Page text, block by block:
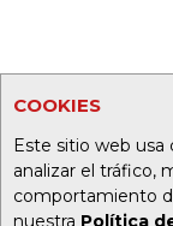
COOKIES
Este sitio web usa
analizar el tráfico,
comportamiento
nuestra Política